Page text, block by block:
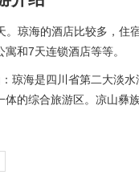
琼海的酒店比较多，住
和7天连锁酒店等等。
琼海是四川省第二大淡
的综合旅游区。凉山彝